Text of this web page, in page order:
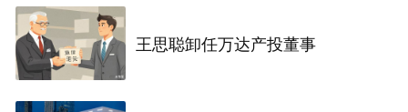
王思聪卸任万达产投董事